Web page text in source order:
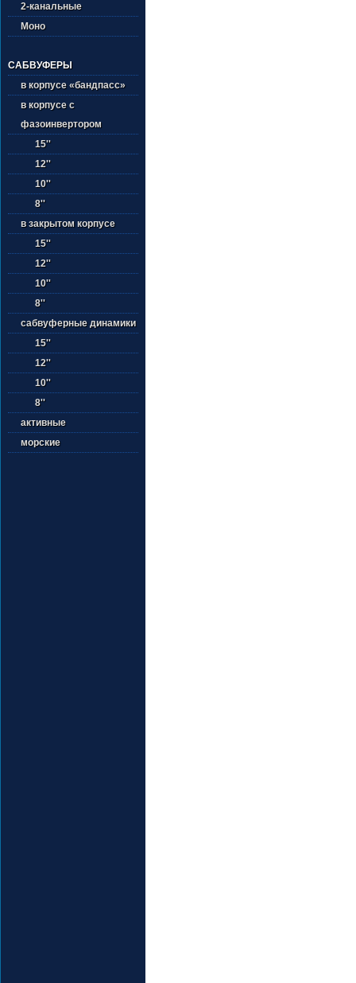
2-канальные
Моно
САБВУФЕРЫ
в корпусе «бандпасс»
в корпусе с
фазоинвертором
15''
12''
10''
8''
в закрытом корпусе
15''
12''
10''
8''
сабвуферные динамики
15''
12''
10''
8''
активные
морские